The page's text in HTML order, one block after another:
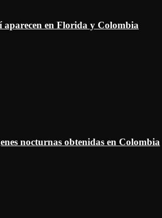
aparecen en Florida y Colombia
nocturnas obtenidas en Colombia